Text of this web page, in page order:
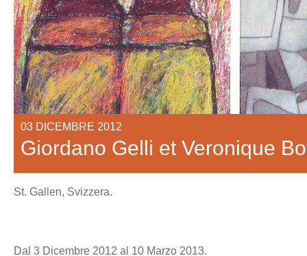
03 DICEMBRE 2012
Giordano Gelli et Veronique
St. Gallen, Svizzera.
Dal 3 Dicembre 2012 al 10 Marzo 2013.